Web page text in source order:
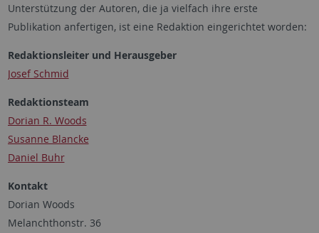
Unterstützung der Autoren, die ja vielfach ihre erste
Publikation anfertigen, ist eine Redaktion eingerichtet worden:
Redaktionsleiter und Herausgeber
Josef Schmid
Redaktionsteam
Dorian R. Woods
Susanne Blancke
Daniel Buhr
Kontakt
Dorian Woods
Melanchthonstr. 36